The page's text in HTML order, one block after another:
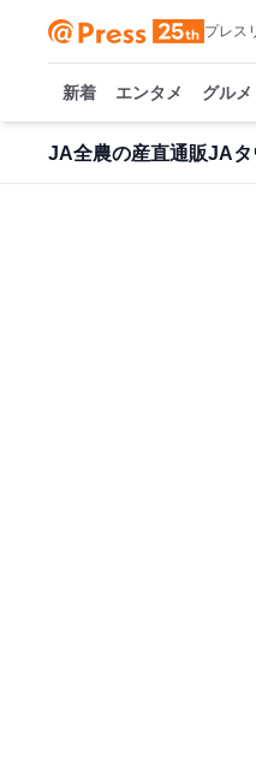
プレス
新着 エンタメ グルメ
JA全農の産直通販JAタ